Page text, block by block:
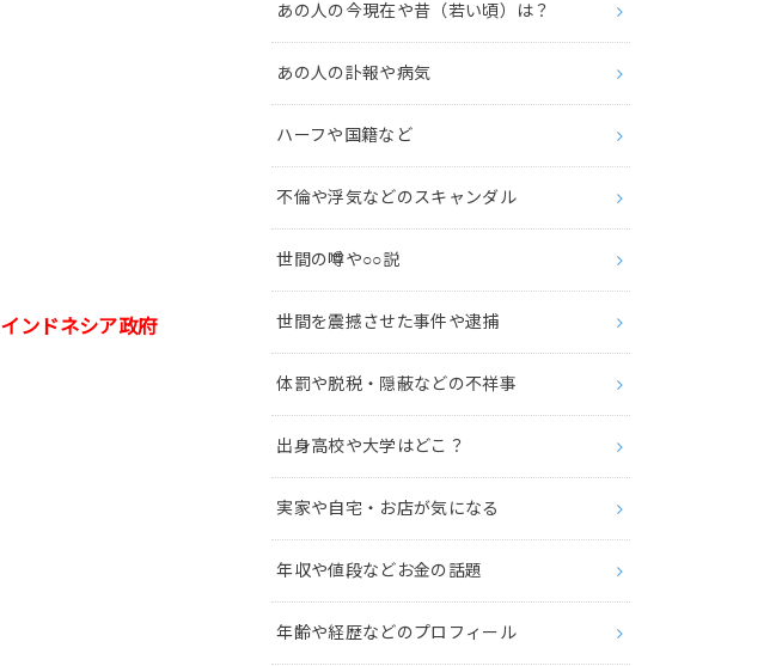
インドネシア政府
あの人の今現在や昔（若い頃）は？
あの人の訃報や病気
ハーフや国籍など
不倫や浮気などのスキャンダル
世間の噂や○○説
世間を震撼させた事件や逮捕
体罰や脱税・隠蔽などの不祥事
出身高校や大学はどこ？
実家や自宅・お店が気になる
年収や値段などお金の話題
年齢や経歴などのプロフィール